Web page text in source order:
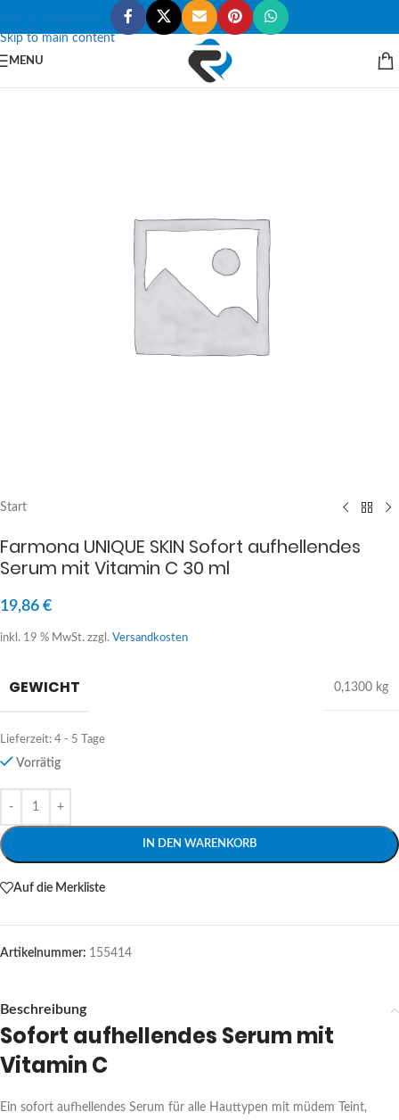
Skip to navigation
Skip to main content
MENU
Start
Farmona UNIQUE SKIN Sofort aufhellendes
Serum mit Vitamin C 30 ml
19,86 €
inkl. 19 % MwSt. zzgl. Versandkosten
GEWICHT 0,1300 kg
Lieferzeit: 4 - 5 Tage
Vorrätig
IN DEN WARENKORB
Alternative:
Auf die Merkliste
Artikelnummer: 155414
Beschreibung
Sofort aufhellendes Serum mit
Vitamin C
Ein sofort aufhellendes Serum für alle Hauttypen mit müdem Teint,